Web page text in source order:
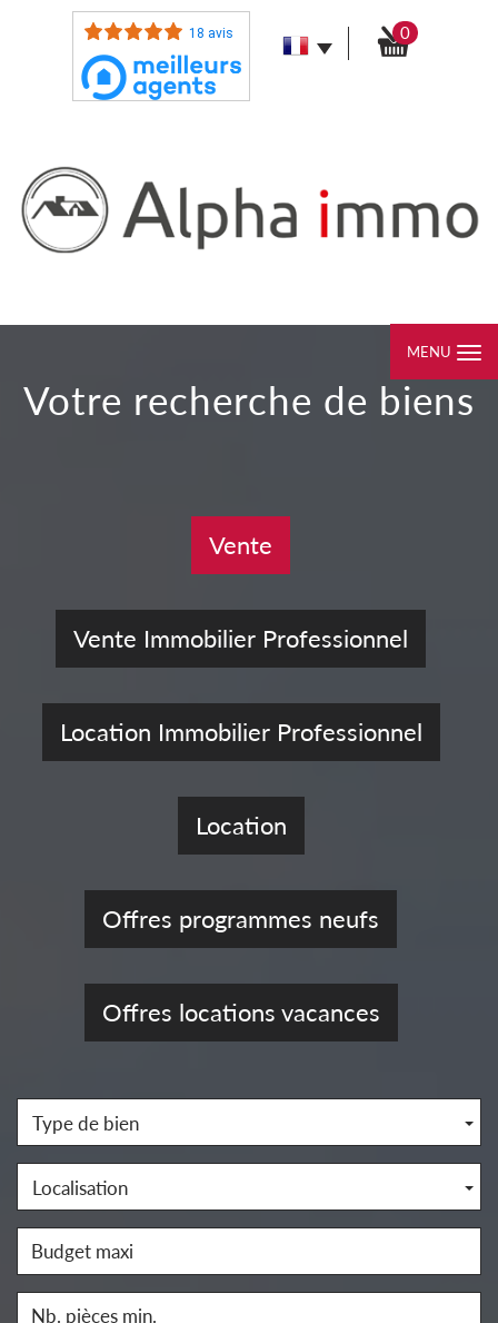
18 avis 0
MENU
votre recherche de biens
Vente
Vente Immobilier Professionnel
Location Immobilier Professionnel
Location
Offres programmes neufs
Offres locations vacances
Type de bien
Localisation